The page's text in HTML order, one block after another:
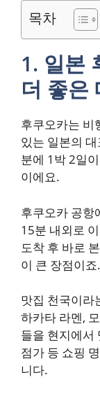
목차
1. 일본
더 좋은
후쿠오카는 비
있는 일본의
분에 1박 2일
이에요.
후쿠오카 공항
15분 내외로
도착 후 바로
이 큰 장점이죠.
맛집 천국이라
하카타 라멘,
들을 현지에서
점가 등 쇼핑
니다.